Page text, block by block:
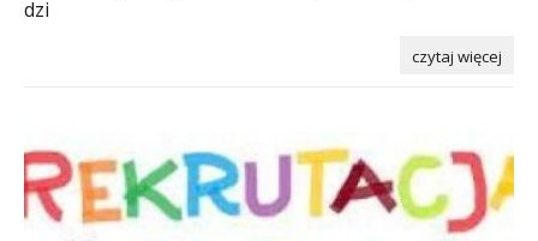
dzi
czytaj więcej